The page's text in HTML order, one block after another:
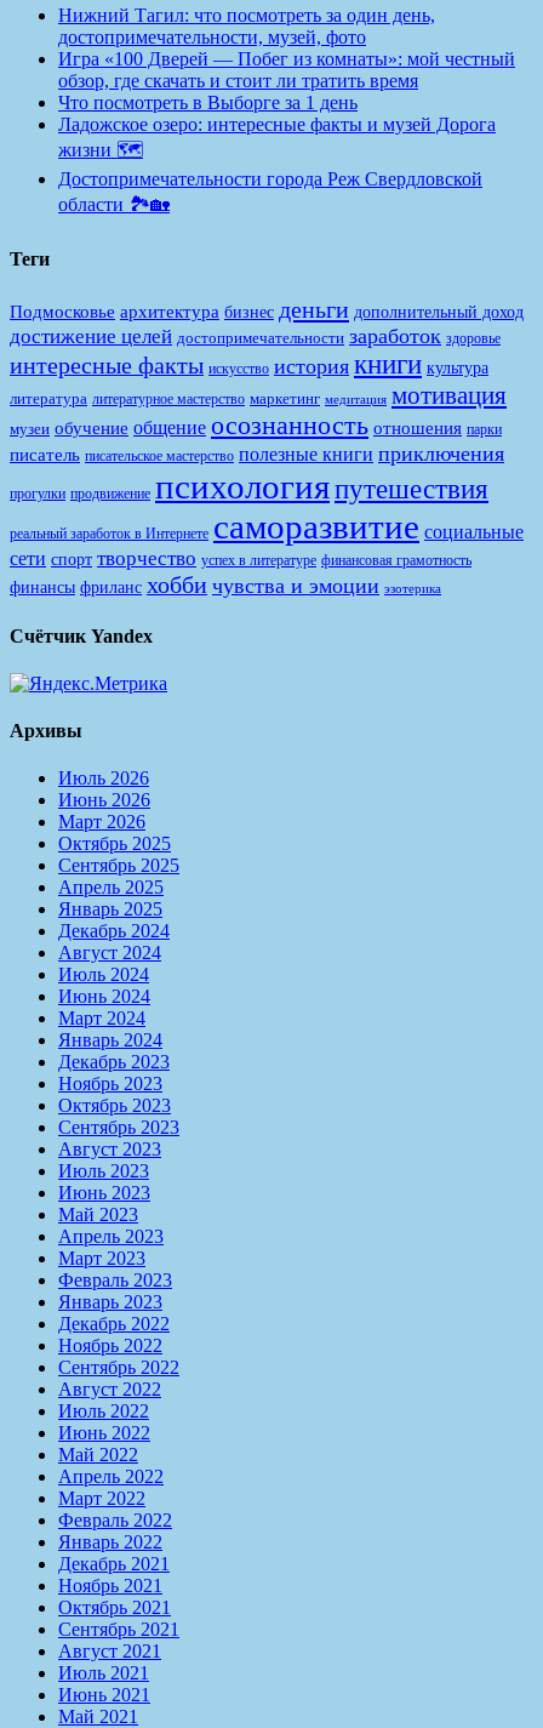
Нижний Тагил: что посмотреть за один день,
достопримечательности, музей, фото
Игра «100 Дверей — Побег из комнаты»: мой честный
обзор, где скачать и стоит ли тратить время
Что посмотреть в Выборге за 1 день
Ладожское озеро: интересные факты и музей Дорога
жизни 🗺️
Достопримечательности города Реж Свердловской
области 🏞️🏡
Теги
Подмосковье архитектура бизнес деньги дополнительный доход
достижение целей достопримечательности заработок здоровье
интересные факты искусство история книги культура
литература литературное мастерство маркетинг медитация мотивация
музеи обучение общение осознанность отношения парки
писатель писательское мастерство полезные книги приключения
прогулки продвижение психологияпутешествия
реальный заработок в Интернете саморазвитие социальные
сети спорт творчество успех в литературе финансовая грамотность
финансы фриланс хобби чувства и эмоции эзотерика
Счётчик Yandex
Архивы
Июль 2026
Июнь 2026
Март 2026
Октябрь 2025
Сентябрь 2025
Апрель 2025
Январь 2025
Декабрь 2024
Август 2024
Июль 2024
Июнь 2024
Март 2024
Январь 2024
Декабрь 2023
Ноябрь 2023
Октябрь 2023
Сентябрь 2023
Август 2023
Июль 2023
Июнь 2023
Май 2023
Апрель 2023
Март 2023
Февраль 2023
Январь 2023
Декабрь 2022
Ноябрь 2022
Сентябрь 2022
Август 2022
Июль 2022
Июнь 2022
Май 2022
Апрель 2022
Март 2022
Февраль 2022
Январь 2022
Декабрь 2021
Ноябрь 2021
Октябрь 2021
Сентябрь 2021
Август 2021
Июль 2021
Июнь 2021
Май 2021